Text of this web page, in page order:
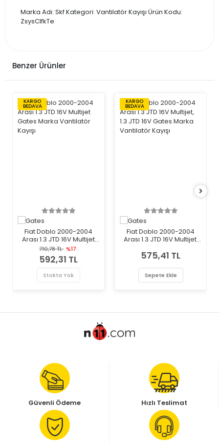
Marka Adı: Skf Kategori: Vantilatör Kayışı Ürün Kodu:
ZsysCIfkTe
Benzer Ürünler
KARGO
BEDAVA
Fiat Doblo 2000-2004
Arası 1.3 JTD 16V Multijet
Gates Marka Vantilatör
Kayışı
710,78 TL %17
592,31 TL
Stokta Yok
KARGO
BEDAVA
Fiat Doblo 2000-2004
Arası 1.3 JTD 16V Multijet,
Vantilatör Kayışı
575,41 TL
Sepete Ekle
Güvenli Ödeme Hızlı Teslimat